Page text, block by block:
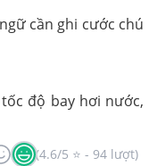
cần ghi cước chú
độ bay hơi nước,
(4.6/5 ⭐ - 94 lượt)